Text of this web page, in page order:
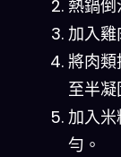
熱鍋倒
加入雞
將肉
至半凝
加入
勻。